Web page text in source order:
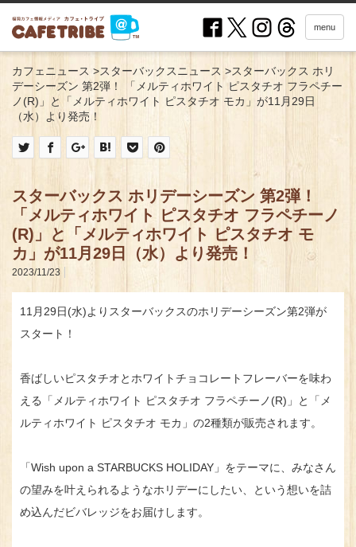
menu
カフェニュース >スターバックスニュース >スターバックス ホリ
デーシーズン 第2弾！ 「メルティホワイト ピスタチオ フラペチー
ノ(R)」と「メルティホワイト ピスタチオ モカ」が11月29日
（水）より発売！
スターバックス ホリデーシーズン 第2弾！
「メルティホワイト ピスタチオ フラペチーノ
(R)」と「メルティホワイト ピスタチオ モ
カ」が11月29日（水）より発売！
2023/11/23
11月29日(水)よりスターバックスのホリデーシーズン第2弾が
スタート！
香ばしいピスタチオとホワイトチョコレートフレーバーを味わ
える「メルティホワイト ピスタチオ フラペチーノ(R)」と「メ
ルティホワイト ピスタチオ モカ」の2種類が販売されます。
「Wish upon a STARBUCKS HOLIDAY」をテーマに、みなさん
の望みを叶えられるようなホリデーにしたい、という想いを詰
め込んだビバレッジをお届けします。